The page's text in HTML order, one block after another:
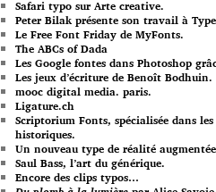
Safari typo sur Arte creative.
Peter Bilak présente son travail à
Le Free Font Friday de MyFonts.
The ABCs of Dada
Les Google fontes dans Photoshop
Les jeux d’écriture de Benoît Bodhuin.
mooc digital media. paris.
Ligature.ch
Scriptorium Fonts, spécialisée dans
historiques.
Un nouveau type de réalité
Saul Bass, l’art du générique.
Encore des clips typos…